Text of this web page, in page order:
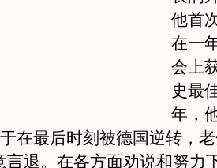
他首
在一
会上
史最
年，
在最后时刻被德国逆转，
言退。在各方面劝说和努力